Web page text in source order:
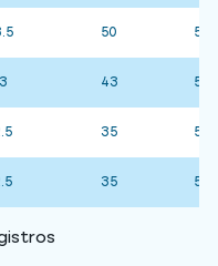
50 50
3 43 50
35 50
35 50